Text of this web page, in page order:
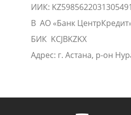
ИИК:
В АО «Банк
БИК KCJBKZKX
Адрес: г. Астана, р-он